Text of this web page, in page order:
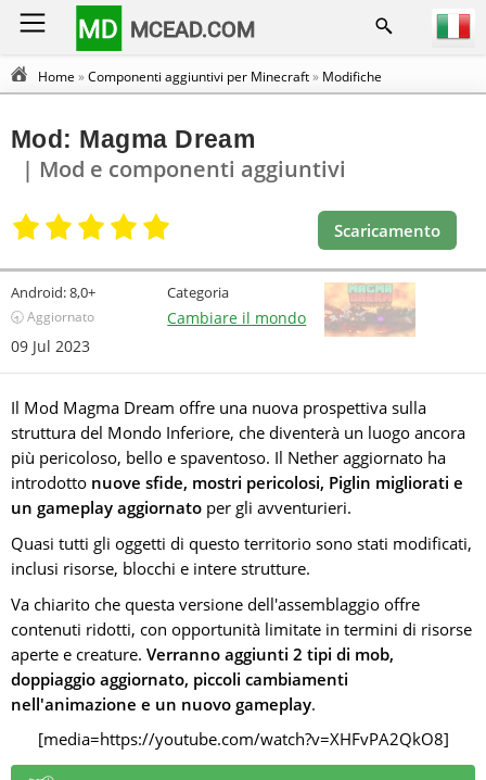
MD MCEAD.COM
Home »Componenti aggiuntivi per Minecraft» Modifiche
Mod: Magma Dream
| Mod e componenti aggiuntivi
Scaricamento
Android:8,0+
🕣 Aggiornato
09 Jul 2023
Categoria
Cambiare il mondo
Il Mod Magma Dream offre una nuova prospettiva sulla
struttura del Mondo Inferiore, che diventerà un luogo ancora
più pericoloso, bello e spaventoso. Il Nether aggiornato ha
introdotto nuove sfide, mostri pericolosi, Piglin migliorati e
un gameplay aggiornato per gli avventurieri.
Quasi tutti gli oggetti di questo territorio sono stati modificati,
inclusi risorse, blocchi e intere strutture.
Va chiarito che questa versione dell'assemblaggio offre
contenuti ridotti, con opportunità limitate in termini di risorse
aperte e creature. Verranno aggiunti 2 tipi di mob,
doppiaggio aggiornato, piccoli cambiamenti
nell'animazione e un nuovo gameplay.
[media=https://youtube.com/watch?v=XHFvPA2QkO8]